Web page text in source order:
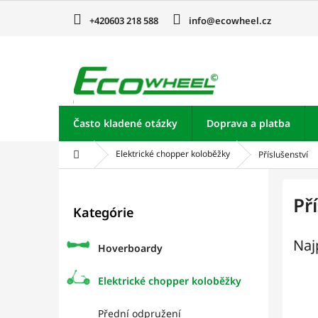
+420603 218 588 info@ecowheel.cz
Často kladené otázky Doprava a platba
Domov Elektrické chopper koloběžky Příslušenství
kategórie
Kategórie
Hoverboardy
Elektrické chopper koloběžky
Přední odpružení